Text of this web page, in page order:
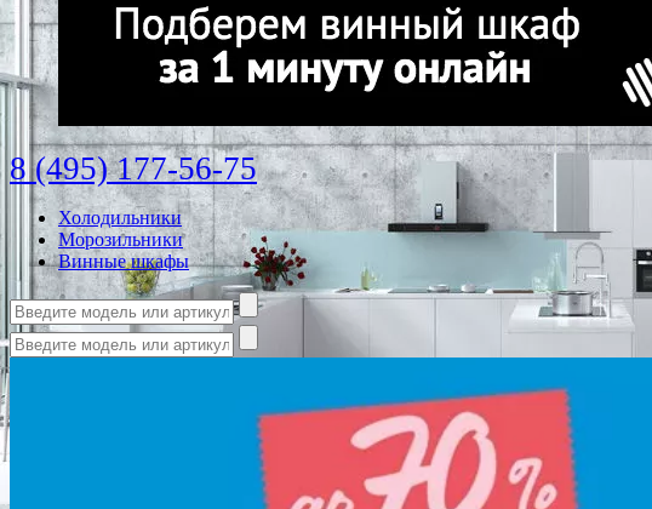
8 (495) 177-56-75
Холодильники
Морозильники
Винные шкафы